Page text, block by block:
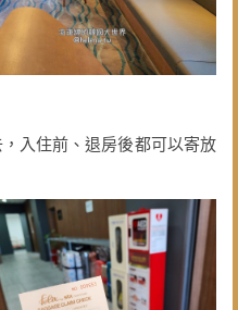
入住前、退房後都可以寄放